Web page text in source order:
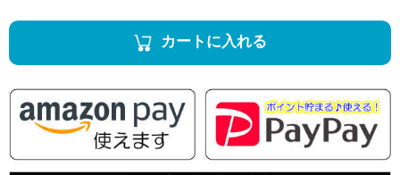
カートに入れる